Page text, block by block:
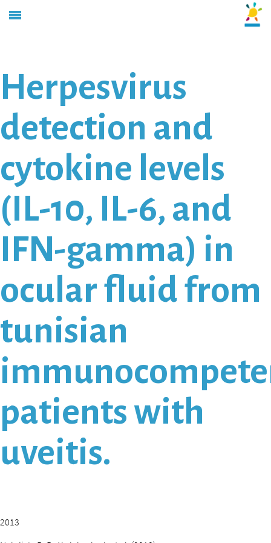
Herpesvirus
detection and
cytokine levels
(IL-10, IL-6, and
IFN-gamma) in
ocular fluid from
tunisian
patients with
uveitis.
2013